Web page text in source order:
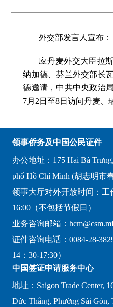
外交部发言人宣布：
应丹麦外交大臣拉
纳加德、芬兰外交部长
德邀请，中共中央政治
7月2日至8日访问丹麦、
领事侨务及中国公民证件
办公地址：175 Hai Bà
phố Hồ Chí Minh (胡志明市
领事大厅对外开放时间：工
16:00（不包括节假日）
业务咨询邮箱：
证件咨询电话：0084-28-
14：30-17:30）
中国签证申请服务中心
地址：Saigon Trade Center,
Đức Thắng, Phường Sài Gòn,